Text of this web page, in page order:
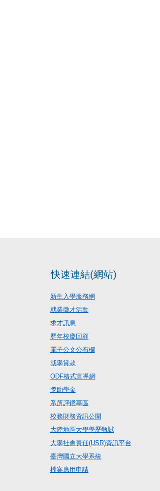
快速連結(網站)
新生入學服務網
就業徵才活動
求才訊息
歷年校慶回顧
電子公文公布欄
就學貸款
ODF格式宣導網
獎助學金
系所評鑑專區
校務財務資訊公開
大陸地區大學學歷甄試
大學社會責任(USR)資訊平台
臺灣國立大學系統
檔案應用申請